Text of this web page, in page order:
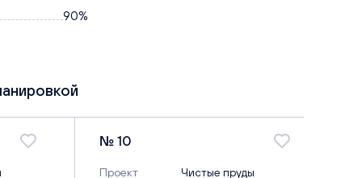
90%
№ 10
Проект
Чистые пруды